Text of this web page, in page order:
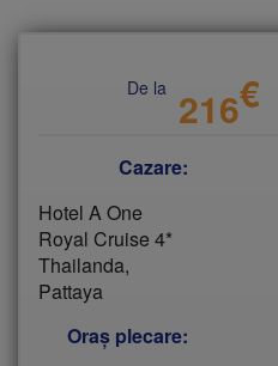
De la 216€
Cazare:
Hotel A One
Royal Cruise 4*
Thailanda,
Pattaya
Oraș plecare: